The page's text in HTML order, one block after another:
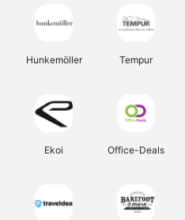
Hunkemöller Tempur
Ekoi Office-Deals